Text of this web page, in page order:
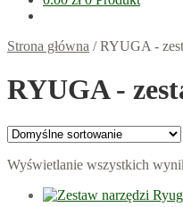
Strona główna /RYUGA -
RYUGA -
Wyświetlanie wszystkich